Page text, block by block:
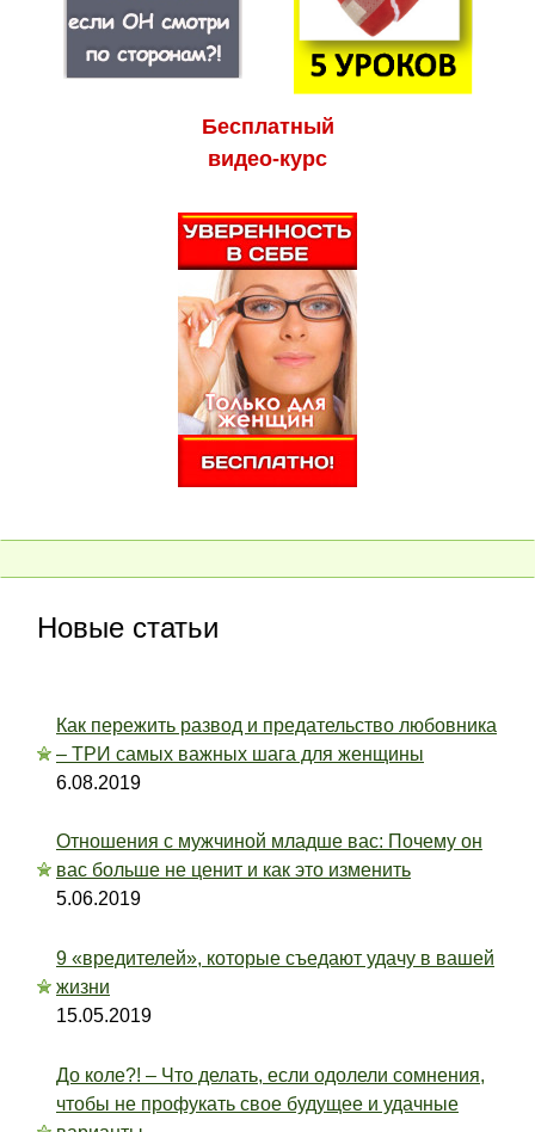
Бесплатный
видео-курс
Новые статьи
Как пережить развод и предательство любовника
– ТРИ самых важных шага для женщины
6.08.2019
Отношения с мужчиной младше вас: Почему он
вас больше не ценит и как это изменить
5.06.2019
9 «вредителей», которые съедают удачу в вашей
жизни
15.05.2019
До коле?! – Что делать, если одолели сомнения,
чтобы не профукать свое будущее и удачные